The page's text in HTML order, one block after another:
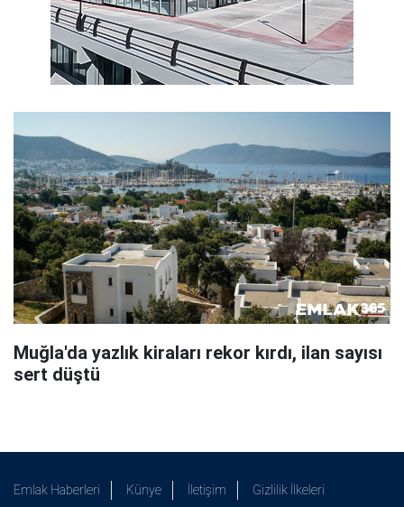
Muğla'da yazlık kiraları rekor kırdı, ilan sayısı
sert düştü
Emlak Haberleri Künye İletişim Gizlilik İlkeleri